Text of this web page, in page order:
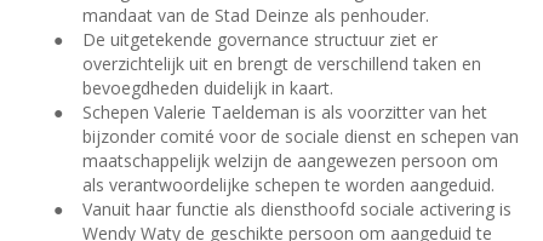
mandaat van de Stad Deinze als penhouder.
●
De uitgetekende governance structuur ziet er
overzichtelijk uit en brengt de verschillend taken en
bevoegdheden duidelijk in kaart.
●
Schepen Valerie Taeldeman is als voorzitter van het
bijzonder comité voor de sociale dienst en schepen van
maatschappelijk welzijn de aangewezen persoon om
als verantwoordelijke schepen te worden aangeduid.
●
Vanuit haar functie als diensthoofd sociale activering is
Wendy Waty de geschikte persoon om aangeduid te